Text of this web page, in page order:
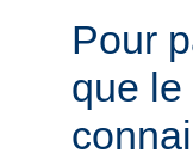
Pour
que le